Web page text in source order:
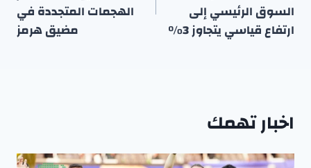
السوق الرئيسي إلى
ارتفاع قياسي يتجاوز 3٪
الهجمات المتجددة في
مضيق هرمز
اخبار تهمك